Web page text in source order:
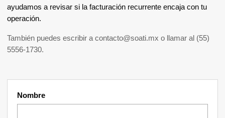
ayudamos a revisar si la facturación recurrente encaja con tu
operación.
También puedes escribir a contacto@soati.mx o llamar al (55)
5556-1730.
Nombre